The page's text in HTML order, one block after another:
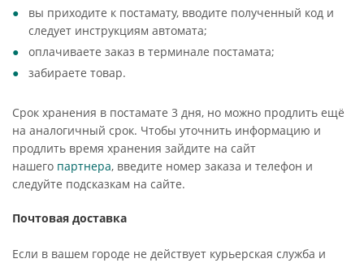
вы приходите к постамату, вводите полученный код и
следует инструкциям автомата;
оплачиваете заказ в терминале постамата;
забираете товар.
Срок хранения в постамате 3 дня, но можно продлить ещё
на аналогичный срок. Чтобы уточнить информацию и
продлить время хранения зайдите на сайт
нашего партнера, введите номер заказа и телефон и
следуйте подсказкам на сайте.
Почтовая доставка
Если в вашем городе не действует курьерская служба и